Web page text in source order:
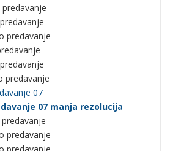
predavanje
predavanje
07
07 manja rezolucija
predavanje